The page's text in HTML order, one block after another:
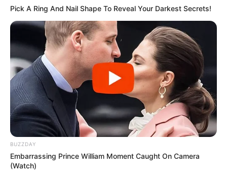
Pick A Ring And Nail Shape To Reveal Your Darkest Secrets!
BUZZDAY
Embarrassing Prince William Moment Caught On Camera
(Watch)